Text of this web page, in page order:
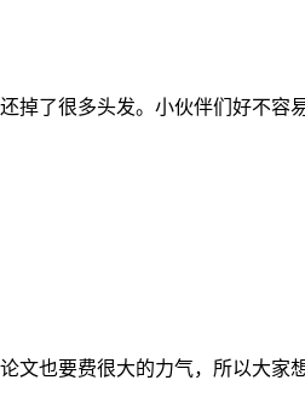
掉了很多头发。小伙伴们好不容
文也要费很大的力气，所以大家